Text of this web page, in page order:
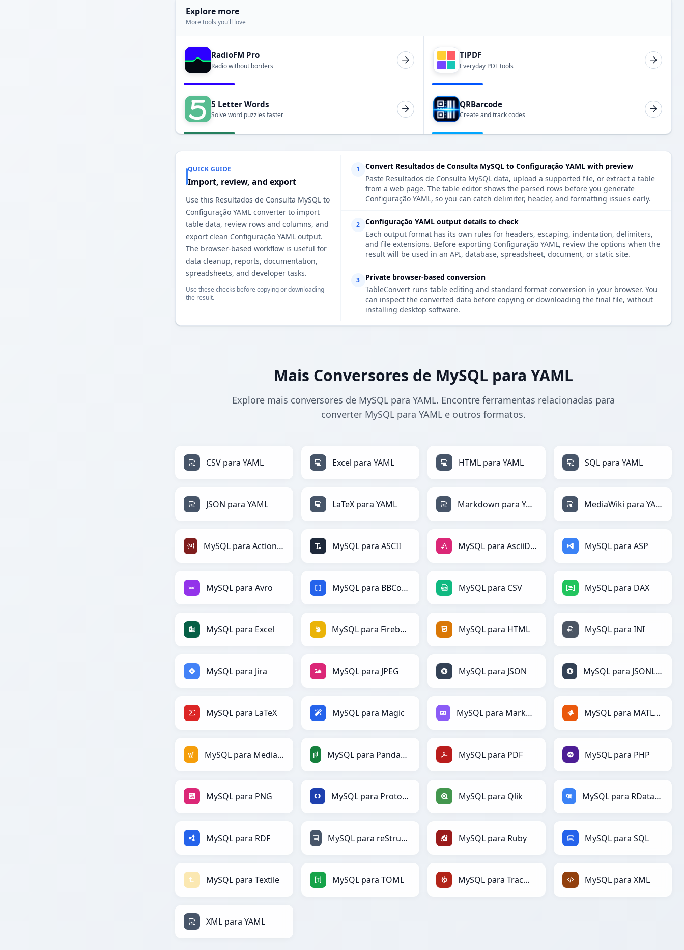
Explore more
More tools you'll love
RadioFM Pro
Radio without borders
TiPDF
Everyday PDF tools
5 Letter Words
Solve word puzzles faster
QRBarcode
Create and track codes
QUICK GUIDE
Import, review, and export
Use this Resultados de Consulta MySQL to
Configuração YAML converter to import
table data, review rows and columns, and
export clean Configuração YAML output.
The browser-based workflow is useful for
data cleanup, reports, documentation,
spreadsheets, and developer tasks.
Use these checks before copying or downloading
the result.
1
Convert Resultados de Consulta MySQL to Configuração YAML with preview
Paste Resultados de Consulta MySQL data, upload a supported file, or extract a table
from a web page. The table editor shows the parsed rows before you generate
Configuração YAML, so you can catch delimiter, header, and formatting issues early.
2
Configuração YAML output details to check
Each output format has its own rules for headers, escaping, indentation, delimiters,
and file extensions. Before exporting Configuração YAML, review the options when the
result will be used in an API, database, spreadsheet, document, or static site.
3
Private browser-based conversion
TableConvert runs table editing and standard format conversion in your browser. You
can inspect the converted data before copying or downloading the final file, without
installing desktop software.
Mais Conversores de MySQL para YAML
Explore mais conversores de MySQL para YAML. Encontre ferramentas relacionadas para
converter MySQL para YAML e outros formatos.
CSV para YAML Excel para YAML HTML para YAML SQL para YAML
JSON para YAML LaTeX para YAML Markdown para YAML MediaWiki para YAML
MySQL para ActionScript MySQL para ASCII MySQL para AsciiDoc MySQL para ASP
MySQL para Avro MySQL para BBCode MySQL para CSV MySQL para DAX
MySQL para Excel MySQL para Firebase MySQL para HTML MySQL para INI
MySQL para Jira MySQL para JPEG MySQL para JSON MySQL para JSONLines
MySQL para LaTeX MySQL para Magic MySQL para Markdown MySQL para MATLAB
MySQL para MediaWiki MySQL para PandasDataFrame MySQL para PDF MySQL para PHP
MySQL para PNG MySQL para Protobuf MySQL para Qlik MySQL para RDataFrame
MySQL para RDF MySQL para reStructuredText MySQL para Ruby MySQL para SQL
MySQL para Textile MySQL para TOML MySQL para TracWiki MySQL para XML
XML para YAML